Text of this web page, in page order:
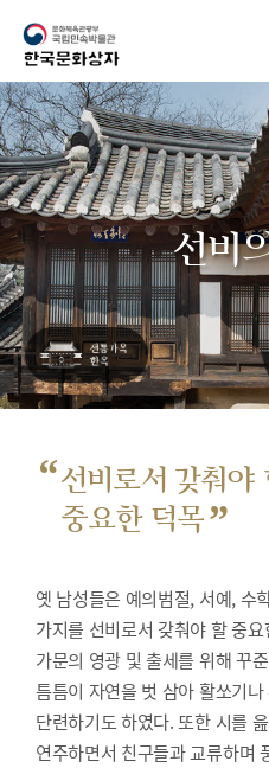
선비
“선비로서 갖춰야
중요한 덕목”
옛 남성들은 예의범절, 서예, 수
가지를 선비로서 갖춰야 할 중
가문의 영광 및 출세를 위해 꾸
틈틈이 자연을 벗 삼아 활쏘기
단련하기도 하였다. 또한 시를
연주하면서 친구들과 교류하며